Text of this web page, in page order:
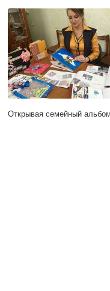
Открывая семейный альбом